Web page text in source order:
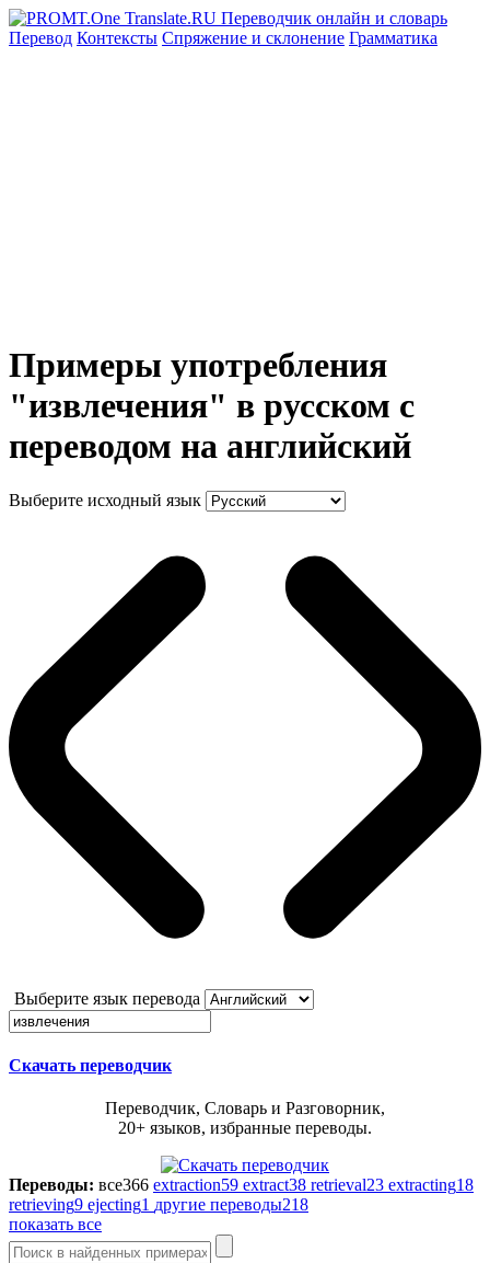
Перевод Контексты Спряжение и склонение Грамматика
Примеры употребления
"извлечения" в русском с
переводом на английский
Выберите исходный язык
Выберите язык перевода
Скачать переводчик
Переводчик, Словарь и Разговорник,
20+ языков, избранные переводы.
Переводы: все366 extraction59 extract38 retrieval23 extracting18
retrieving9 ejecting1 другие переводы218
показать все